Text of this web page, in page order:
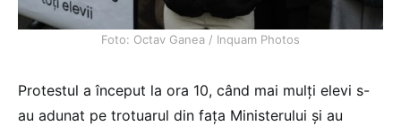
Foto: Octav Ganea / Inquam Photos
Protestul a început la ora 10, când mai mulți elevi s-
au adunat pe trotuarul din fața Ministerului și au